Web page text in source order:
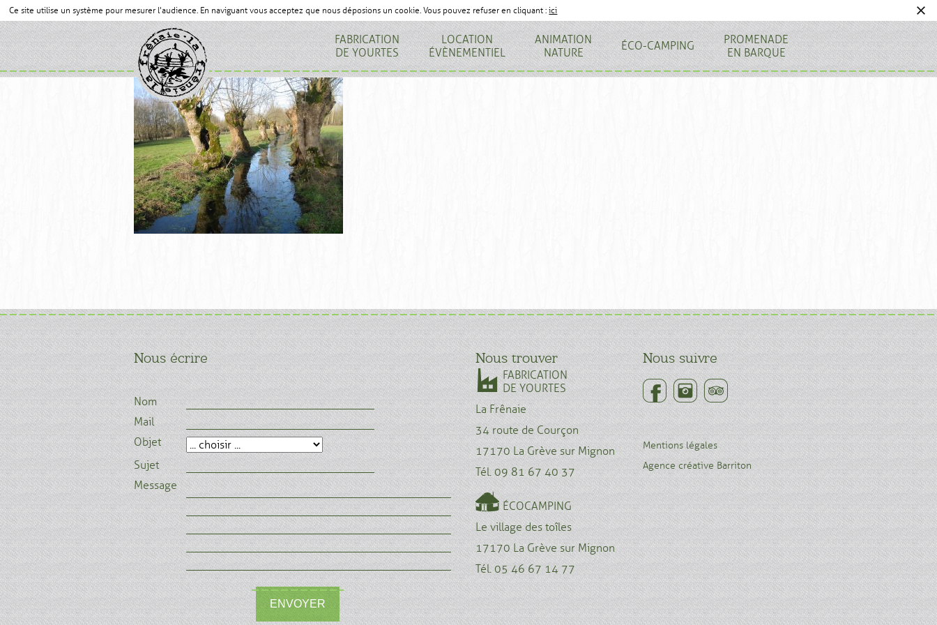
Ce site utilise un système pour mesurer l'audience. En naviguant vous acceptez que nous déposions un cookie. Vous pouvez refuser en cliquant :ici
FABRICATION
DE YOURTES
LOCATION
ÉVÈNEMENTIEL
ANIMATION
NATURE
ÉCO-CAMPING
PROMENADE
EN BARQUE
Nous écrire
Nom
Mail
Objet
Sujet
Message
ENVOYER
Nous trouver
FABRICATION
DE YOURTES
La Frênaie
34 route de Courçon
17170 La Grève sur Mignon
Tél. 09 81 67 40 37
ÉCOCAMPING
Le village des toîles
17170 La Grève sur Mignon
Tél. 05 46 67 14 77
Nous suivre
Mentions légales
Agence créative Barriton